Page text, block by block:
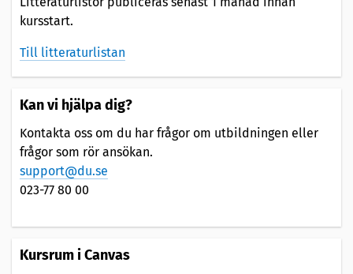
kursstart.
Till litteraturlistan
Kan vi hjälpa dig?
Kontakta oss om du har frågor om utbildningen eller
frågor som rör ansökan.
support@du.se
023-77 80 00
Kursrum i Canvas